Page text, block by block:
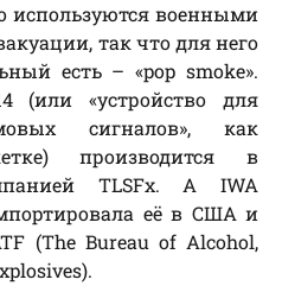
военными
так что для него
есть – «pop smoke».
(или «устройство для
сигналов», как
производится в
TLSFx. А IWA
её в США и
(The Bureau of Alcohol,